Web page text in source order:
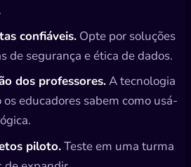
confiáveis.Opte por soluções
de segurança e ética de dados.
dos professores.A tecnologia
educadores sabem como usá-
piloto.Teste em uma turma